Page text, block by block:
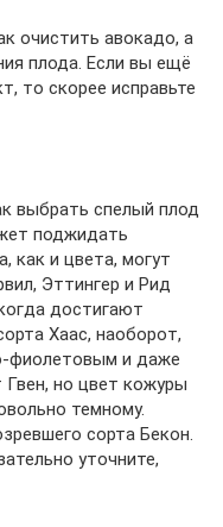
очистить авокадо, а
плода. Если вы ещё
то скорее исправьте
выбрать спелый плод
поджидать
как и цвета, могут
Эттингер и Рид
достигают
Хаас, наоборот,
фиолетовым и даже
Гвен, но цвет кожуры
темному.
сорта Бекон.
уточните,